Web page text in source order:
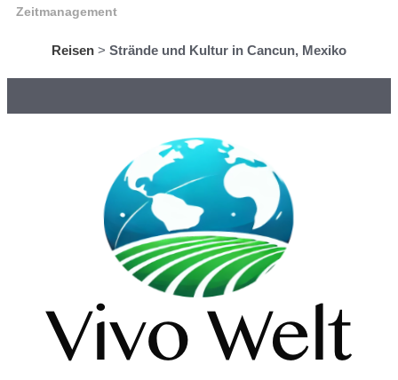
Zeitmanagement
Reisen > Strände und Kultur in Cancun, Mexiko